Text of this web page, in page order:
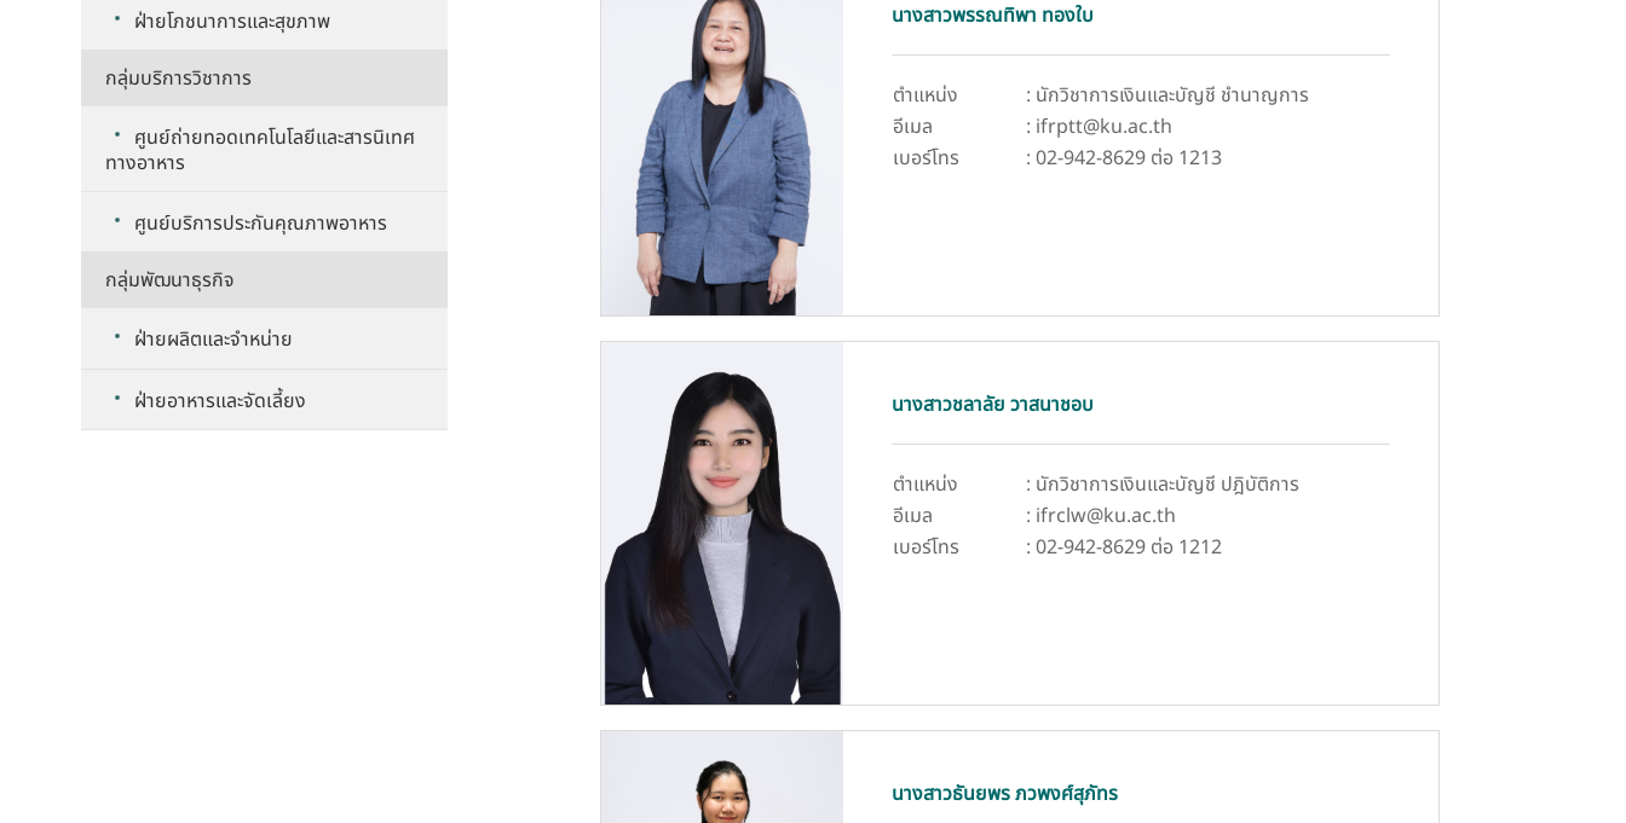
ฝ่ายโภชนาการและสุขภาพ
กลุ่มบริการวิชาการ
ศูนย์ถ่ายทอดเทคโนโลยีและสารนิเทศ
ทางอาหาร
ศูนย์บริการประกันคุณภาพอาหาร
กลุ่มพัฒนาธุรกิจ
ฝ่ายผลิตและจำหน่าย
ฝ่ายอาหารและจัดเลี้ยง
นางสาวพรรณทิพา ทองใบ
ตำแหน่ง
: นักวิชาการเงินและบัญชี ชำนาญการ
อีเมล
: ifrptt@ku.ac.th
เบอร์โทร
: 02-942-8629 ต่อ 1213
นางสาวชลาลัย วาสนาชอบ
ตำแหน่ง
: นักวิชาการเงินและบัญชี ปฎิบัติการ
อีเมล
: ifrclw@ku.ac.th
เบอร์โทร
: 02-942-8629 ต่อ 1212
นางสาวธันยพร ภวพงศ์สุภัทร